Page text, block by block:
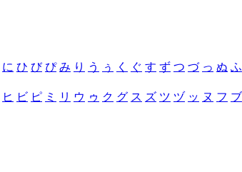
に ひ び ぴ み り う ぅ く ぐ す ず つ づ っ ぬ ふ
ヒ ビ ピ ミ リ ウ ゥ ク グ ス ズ ツ ヅ ッ ヌ フ ブ